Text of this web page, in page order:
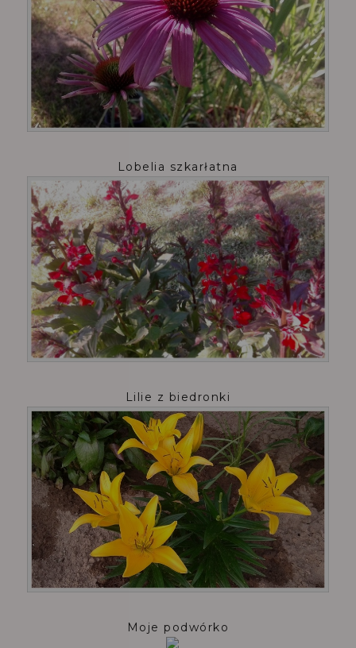
Lobelia szkarłatna
Lilie z biedronki
Moje podwórko